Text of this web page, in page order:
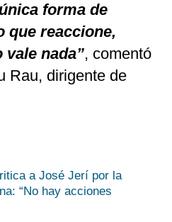
forma de
que reaccione,
vale nada”, comentó
Rau, dirigente de
a José Jerí por la
“No hay acciones